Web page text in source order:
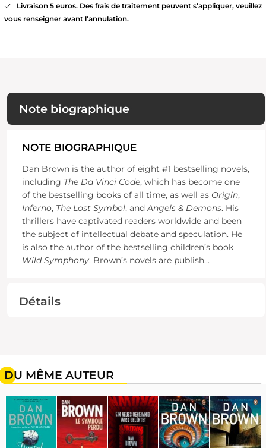
Livraison 5 euros. Des frais de traitement peuvent s’appliquer, veuillez
vous renseigner avant l’annulation.
Note biographique
NOTE BIOGRAPHIQUE
Dan Brown is the author of eight #1 bestselling novels,
including The Da Vinci Code, which has become one
of the bestselling books of all time, as well as Origin,
Inferno, The Lost Symbol, and Angels & Demons. His
thrillers have captivated readers worldwide and been
the subject of intellectual debate and speculation. He
is also the author of the bestselling children’s book
Wild Symphony. Brown’s novels are publish...
Détails
DU MÊME AUTEUR